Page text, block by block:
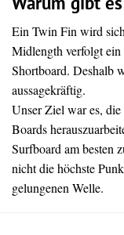
Warum gibt
Ein Twin Fin wird
Midlength verfolgt ein
Shortboard. Deshalb
aussagekräftig.
Unser Ziel war es, die
Boards
Surfboard am besten
nicht die höchste
gelungenen Welle.